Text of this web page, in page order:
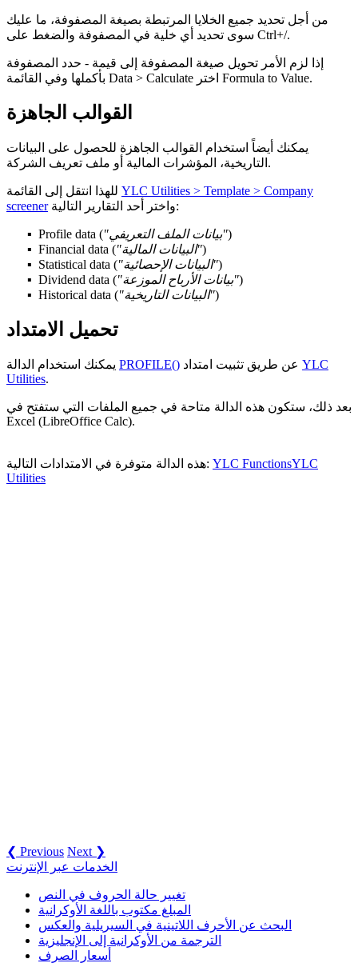
من أجل تحديد جميع الخلايا المرتبطة بصيغة المصفوفة، ما عليك
سوى تحديد أي خلية في المصفوفة والضغط على Ctrl+/.
إذا لزم الأمر تحويل صيغة المصفوفة إلى قيمة - حدد المصفوفة
Data > Calculate Formula to Value.
القوالب الجاهزة
يمكنك أيضاً استخدام القوالب الجاهزة للحصول على البيانات
التاريخية، المؤشرات المالية أو ملف تعريف الشركة.
YLC Utilities > Template > Company
screener
واختر أحد التقارير التالية:
Profile data ( "بيانات الملف التعريفي")
Financial data ( "البيانات المالية")
Statistical data ( "البيانات الإحصائية")
Dividend data ( "بيانات الأرباح الموزعة")
Historical data ( "البيانات التاريخية")
تحميل الامتداد
PROFILE()
YLC
Utilities.
بعد ذلك، ستكون هذه الدالة متاحة في جميع الملفات التي ستفتح في
Excel (LibreOffice Calc).
هذه الدالة متوفرة في الامتدادات التالية: YLC FunctionsYLC
Utilities
❮ Previous Next ❯
الخدمات عبر الإنترنت
تغيير حالة الحروف في النص
المبلغ مكتوب باللغة الأوكرانية
البحث عن الأحرف اللاتينية في السيريلية والعكس
الترجمة من الأوكرانية إلى الإنجليزية
أسعار الصرف